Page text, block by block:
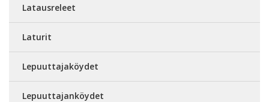
Latausreleet
Laturit
Lepuuttajaköydet
Lepuuttajanköydet